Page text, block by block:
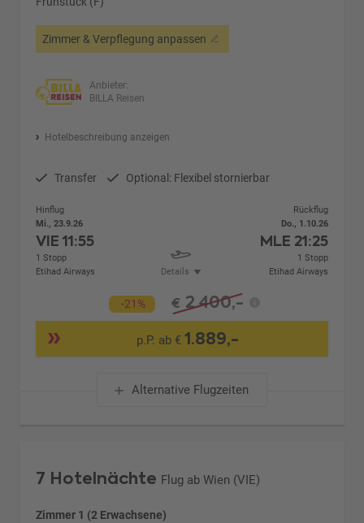
Zimmer & Verpflegung anpassen
Anbieter:
BILLA Reisen
Hotelbeschreibung anzeigen
Transfer Optional: Flexibel stornierbar
Hinflug
Mi., 23.9.26
VIE11:55
1 Stopp
Etihad Airways
Details
Rückflug
Do., 1.10.26
MLE 21:25
1 Stopp
Etihad Airways
-21% € 2.400,-
p.P. ab €1.889,-
Alternative Flugzeiten
7 Hotelnächte Flug ab Wien (VIE)
Zimmer 1 (2 Erwachsene)